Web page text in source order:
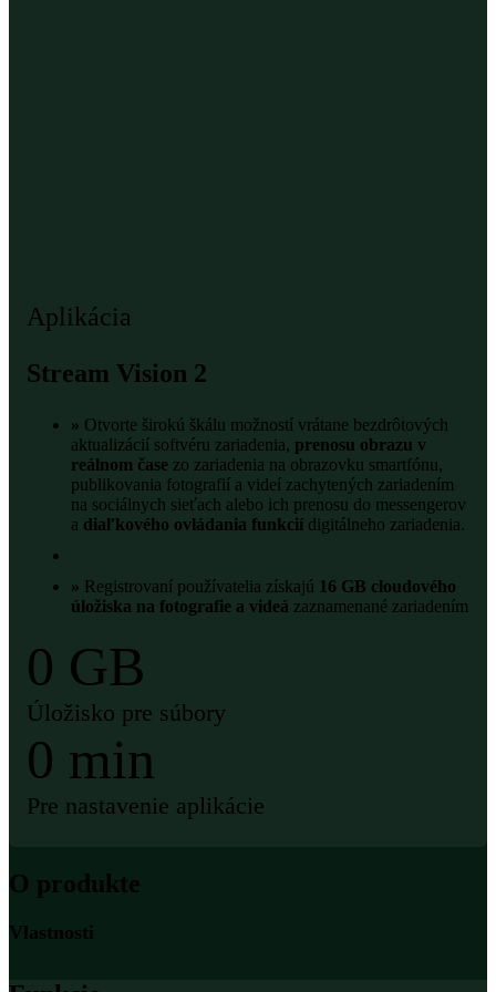
Aplikácia
Stream Vision 2
» Otvorte širokú škálu možností vrátane bezdrôtových
aktualizácií softvéru zariadenia, prenosu obrazu v
reálnom čase zo zariadenia na obrazovku smartfónu,
publikovania fotografií a videí zachytených zariadením
na sociálnych sieťach alebo ich prenosu do messengerov
a diaľkového ovládania funkcií digitálneho zariadenia.
» Registrovaní používatelia získajú 16 GB cloudového
úložiska na fotografie a videá zaznamenané zariadením
0 GB
Úložisko pre súbory
0 min
Pre nastavenie aplikácie
O produkte
Vlastnosti